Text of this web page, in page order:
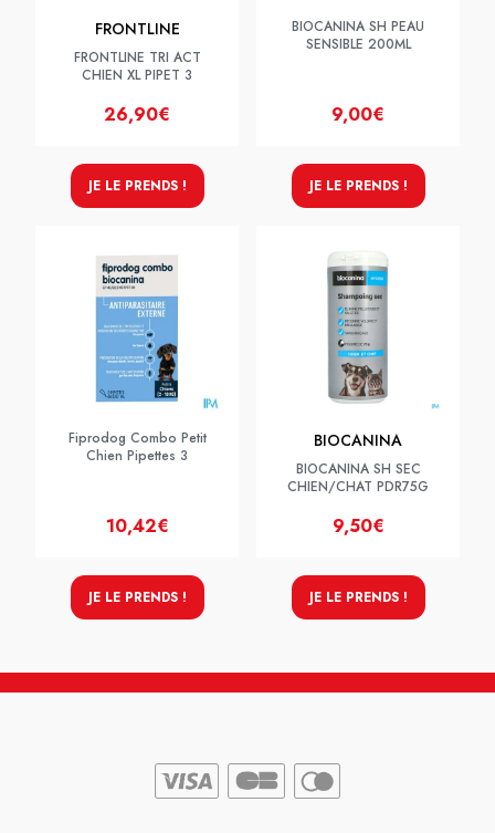
FRONTLINE
FRONTLINE TRI ACT
CHIEN XL PIPET 3
26,90€
JE LE PRENDS !
BIOCANINA SH PEAU
SENSIBLE 200ML
9,00€
JE LE PRENDS !
Fiprodog Combo Petit
Chien Pipettes 3
10,42€
JE LE PRENDS !
BIOCANINA
BIOCANINA SH SEC
CHIEN/CHAT PDR75G
9,50€
JE LE PRENDS !